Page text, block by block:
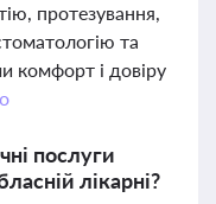
протезування,
та
комфорт і довіру
послуги
лікарні?